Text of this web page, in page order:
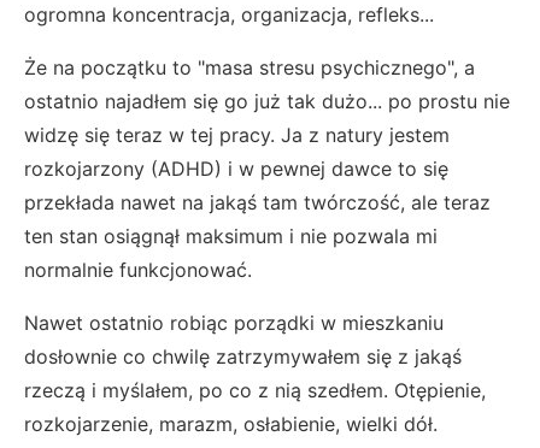
ogromna koncentracja, organizacja, refleks...
Że na początku to "masa stresu psychicznego", a
ostatnio najadłem się go już tak dużo... po prostu nie
widzę się teraz w tej pracy. Ja z natury jestem
rozkojarzony (ADHD) i w pewnej dawce to się
przekłada nawet na jakąś tam twórczość, ale teraz
ten stan osiągnął maksimum i nie pozwala mi
normalnie funkcjonować.
Nawet ostatnio robiąc porządki w mieszkaniu
dosłownie co chwilę zatrzymywałem się z jakąś
rzeczą i myślałem, po co z nią szedłem. Otępienie,
rozkojarzenie, marazm, osłabienie, wielki dół.